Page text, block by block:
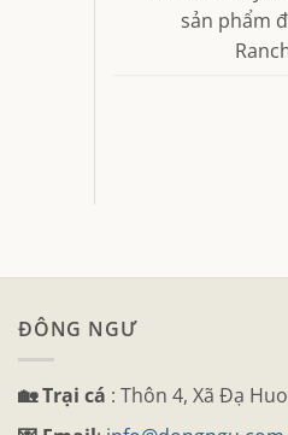
sản phẩm
ĐÔNG NGƯ
🏡 Trại cá : Thôn 4, Xã Đạ